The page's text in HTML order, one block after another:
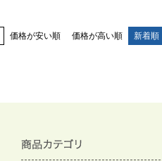
価格が安い順 価格が高い順 新着順